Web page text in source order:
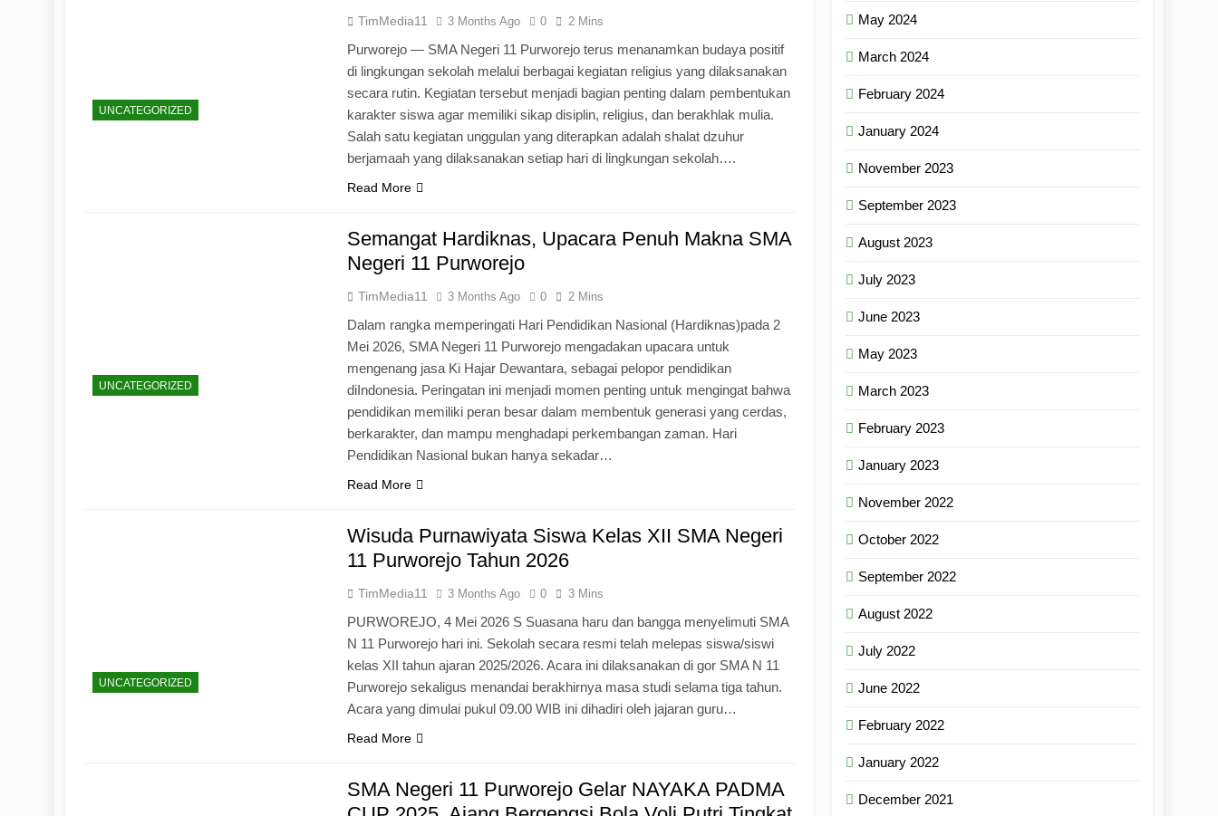
UNCATEGORIZED
TimMedia11 3 Months Ago 0 2 Mins
Purworejo — SMA Negeri 11 Purworejo terus menanamkan budaya positif
di lingkungan sekolah melalui berbagai kegiatan religius yang dilaksanakan
secara rutin. Kegiatan tersebut menjadi bagian penting dalam pembentukan
karakter siswa agar memiliki sikap disiplin, religius, dan berakhlak mulia.
Salah satu kegiatan unggulan yang diterapkan adalah shalat dzuhur
berjamaah yang dilaksanakan setiap hari di lingkungan sekolah….
Read More
UNCATEGORIZED
Semangat Hardiknas, Upacara Penuh Makna SMA
Negeri 11 Purworejo
TimMedia11 3 Months Ago 0 2 Mins
Dalam rangka memperingati Hari Pendidikan Nasional (Hardiknas)pada 2
Mei 2026, SMA Negeri 11 Purworejo mengadakan upacara untuk
mengenang jasa Ki Hajar Dewantara, sebagai pelopor pendidikan
diIndonesia. Peringatan ini menjadi momen penting untuk mengingat bahwa
pendidikan memiliki peran besar dalam membentuk generasi yang cerdas,
berkarakter, dan mampu menghadapi perkembangan zaman. Hari
Pendidikan Nasional bukan hanya sekadar…
Read More
UNCATEGORIZED
Wisuda Purnawiyata Siswa Kelas XII SMA Negeri
11 Purworejo Tahun 2026
TimMedia11 3 Months Ago 0 3 Mins
PURWOREJO, 4 Mei 2026 S Suasana haru dan bangga menyelimuti SMA
N 11 Purworejo hari ini. Sekolah secara resmi telah melepas siswa/siswi
kelas XII tahun ajaran 2025/2026. Acara ini dilaksanakan di gor SMA N 11
Purworejo sekaligus menandai berakhirnya masa studi selama tiga tahun.
Acara yang dimulai pukul 09.00 WIB ini dihadiri oleh jajaran guru…
Read More
SMA Negeri 11 Purworejo Gelar NAYAKA PADMA
May 2024
March 2024
February 2024
January 2024
November 2023
September 2023
August 2023
July 2023
June 2023
May 2023
March 2023
February 2023
January 2023
November 2022
October 2022
September 2022
August 2022
July 2022
June 2022
February 2022
January 2022
December 2021